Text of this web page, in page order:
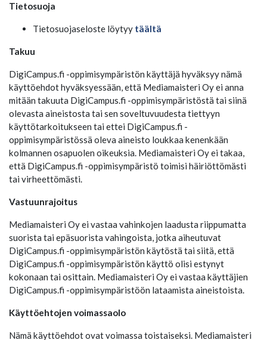
Tietosuoja
Tietosuojaseloste löytyy täältä
Takuu
DigiCampus.fi -oppimisympäristön käyttäjä hyväksyy nämä
käyttöehdot hyväksyessään, että Mediamaisteri Oy ei anna
mitään takuuta DigiCampus.fi -oppimisympäristöstä tai siinä
olevasta aineistosta tai sen soveltuvuudesta tiettyyn
käyttötarkoitukseen tai ettei DigiCampus.fi -
oppimisympäristössä oleva aineisto loukkaa kenenkään
kolmannen osapuolen oikeuksia. Mediamaisteri Oy ei takaa,
että DigiCampus.fi -oppimisympäristö toimisi häiriöttömästi
tai virheettömästi.
Vastuunrajoitus
Mediamaisteri Oy ei vastaa vahinkojen laadusta riippumatta
suorista tai epäsuorista vahingoista, jotka aiheutuvat
DigiCampus.fi -oppimisympäristön käytöstä tai siitä, että
DigiCampus.fi -oppimisympäristön käyttö olisi estynyt
kokonaan tai osittain. Mediamaisteri Oy ei vastaa käyttäjien
DigiCampus.fi -oppimisympäristöön lataamista aineistoista.
Käyttöehtojen voimassaolo
Nämä käyttöehdot ovat voimassa toistaiseksi. Mediamaisteri